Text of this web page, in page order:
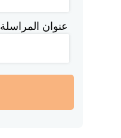
عنوان المراسلة